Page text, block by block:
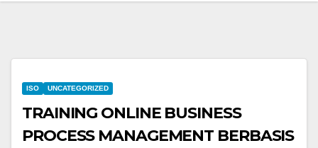
ISO UNCATEGORIZED
TRAINING ONLINE BUSINESS
PROCESS MANAGEMENT BERBASIS